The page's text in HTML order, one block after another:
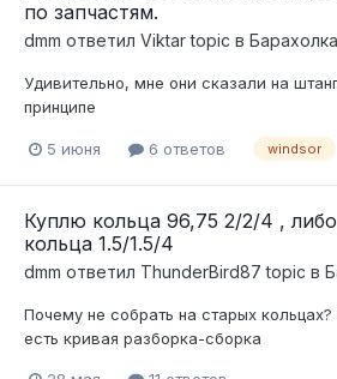
по запчастям.
dmm ответил Viktartopic в
Удивительно, мне они сказали на
принципе
5 июня 6 ответов windsor
Куплю кольца 96,75 2/2/4 ,
кольца 1.5/1.5/4
dmm ответил ThunderBird87 topic в
Почему не собрать на старых
есть кривая разборка-сборка